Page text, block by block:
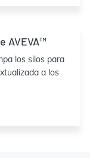
AVEVA™
los silos para
a los